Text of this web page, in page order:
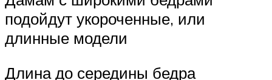
подойдут укороченные, или
длинные модели
Длина до середины бедра